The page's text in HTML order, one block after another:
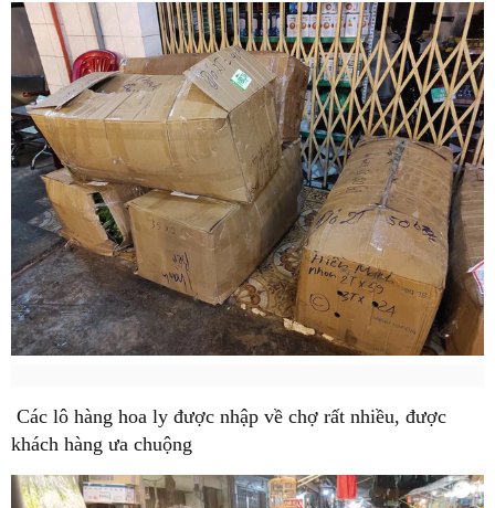
Các lô hàng hoa ly được nhập về chợ rất nhiều, được
khách hàng ưa chuộng